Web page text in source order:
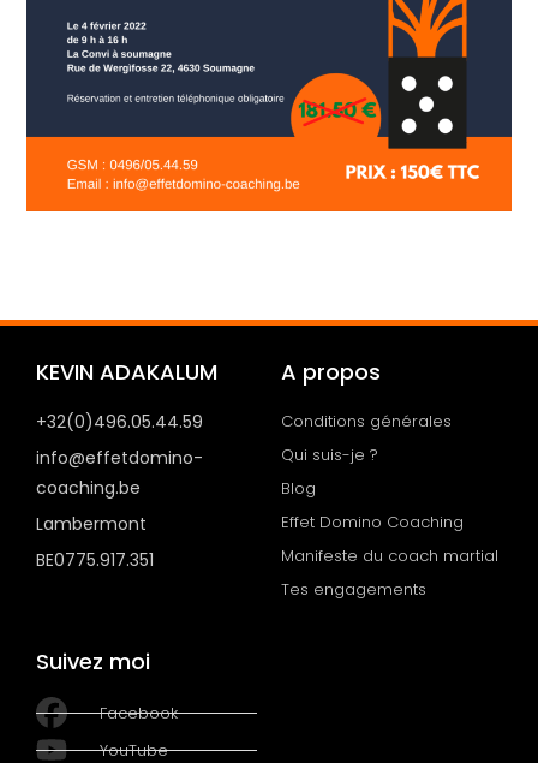
KEVIN ADAKALUM
+32(0)496.05.44.59
info@effetdomino-
coaching.be
Lambermont
BE0775.917.351
A propos
Conditions générales
Qui suis-je ?
Blog
Effet Domino Coaching
Manifeste du coach martial
Tes engagements
Suivez moi
Facebook
YouTube